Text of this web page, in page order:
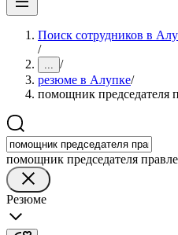
Поиск сотрудников в
/
... /
резюме в Алупке/
помощник председателя
помощник председателя
Резюме